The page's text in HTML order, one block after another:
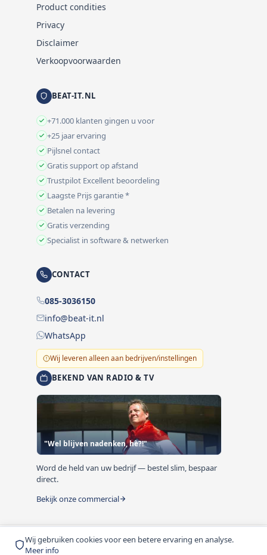
Wij gebruiken cookies voor een betere ervaring en analyse.
Meer info
Product condities
Privacy
Disclaimer
Verkoopvoorwaarden
BEAT-IT.NL
+71.000 klanten gingen u voor
+25 jaar ervaring
Pijlsnel contact
Gratis support op afstand
Trustpilot Excellent beoordeling
Laagste Prijs garantie *
Betalen na levering
Gratis verzending
Specialist in software & netwerken
CONTACT
085-3036150
info@beat-it.nl
WhatsApp
Wij leveren alleen aan bedrijven/instellingen
BEKEND VAN RADIO & TV
"Wel blijven nadenken, hè?!"
Word de held van uw bedrijf — bestel slim, bespaar
direct.
Bekijk onze commercial
© 1999-2026 Beat-it.nl. Vermelde prijzen zijn excl. BTW